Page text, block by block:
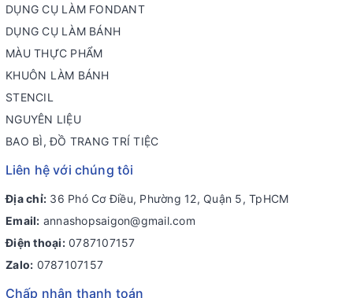
DỤNG CỤ LÀM FONDANT
DỤNG CỤ LÀM BÁNH
MÀU THỰC PHẨM
KHUÔN LÀM BÁNH
STENCIL
NGUYÊN LIỆU
BAO BÌ, ĐỒ TRANG TRÍ TIỆC
Liên hệ với chúng tôi
Địa chỉ: 36 Phó Cơ Điều, Phường 12, Quận 5, TpHCM
Email: annashopsaigon@gmail.com
Điện thoại: 0787107157
Zalo: 0787107157
Chấp nhận thanh toán